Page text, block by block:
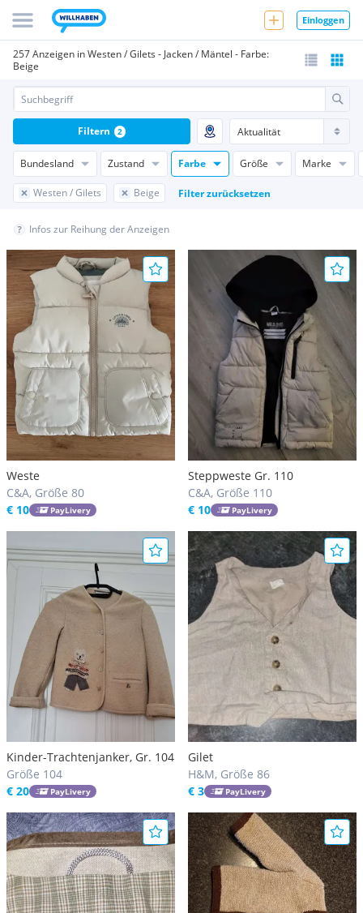
Einloggen
257 Anzeigen in Westen / Gilets - Jacken / Mäntel - Farbe:
Beige
Bundesland Zustand Farbe Größe Marke
Westen / Gilets Beige Filter zurücksetzen
Filtern 2
Infos zur Reihung der Anzeigen
Weste
C&A, Größe 80
€ 10
PayLivery
Steppweste Gr. 110
C&A, Größe 110
€ 10
PayLivery
Kinder-Trachtenjanker, Gr. 104
Größe 104
€ 20
PayLivery
Gilet
H&M, Größe 86
€ 3
PayLivery